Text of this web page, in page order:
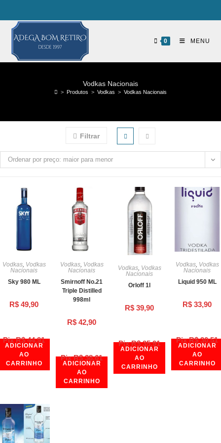
0 MENU
Vodkas Nacionais
> Produtos > Vodkas > Vodkas Nacionais
Filtrar
Ordenar por preço: maior para menor
Pix R$44,91
Vodkas, Vodkas
Nacionais
Sky 980 ML
R$ 49,90
ADICIONAR
AO
CARRINHO
Pix R$38,61
Vodkas, Vodkas
Nacionais
Smirnoff No.21
Triple Distilled
998ml
R$ 42,90
ADICIONAR
AO
CARRINHO
Pix R$35,91
Vodkas, Vodkas
Nacionais
Orloff 1l
R$ 39,90
ADICIONAR
AO
CARRINHO
Pix R$30,51
Vodkas, Vodkas
Nacionais
Liquid 950 ML
R$ 33,90
ADICIONAR
AO
CARRINHO